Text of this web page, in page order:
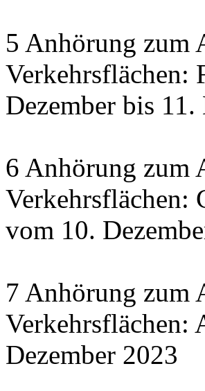
5 Anhörung zum
Verkehrsflächen:
Dezember bis
6 Anhörung zum
Verkehrsflächen:
vom 10.
7 Anhörung zum
Verkehrsflächen:
Dezember 2023